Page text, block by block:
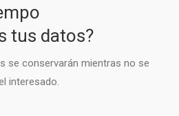
tus datos?
se conservarán mientras no se
interesado.